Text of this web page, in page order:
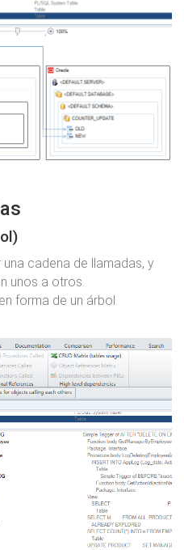
cadena de llamadas, y
unos a otros.
forma de un árbol.